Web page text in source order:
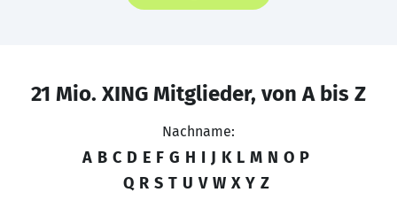
21 Mio. XING Mitglieder, von A bis Z
Nachname:
A B C D E F G H I J K L M N O P
Q R S T U V W X Y Z